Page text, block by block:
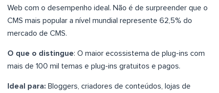
Web com o desempenho ideal. Não é de surpreender que o
CMS mais popular a nível mundial represente 62,5% do
mercado de CMS.
O que o distingue: O maior ecossistema de plug-ins com
mais de 100 mil temas e plug-ins gratuitos e pagos.
Ideal para: Bloggers, criadores de conteúdos, lojas de